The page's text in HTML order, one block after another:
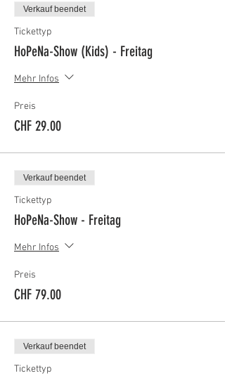
Verkauf beendet
Tickettyp
HoPeNa-Show (Kids) - Freitag
Mehr Infos
Preis
CHF 29.00
Verkauf beendet
Tickettyp
HoPeNa-Show - Freitag
Mehr Infos
Preis
CHF 79.00
Verkauf beendet
Tickettyp